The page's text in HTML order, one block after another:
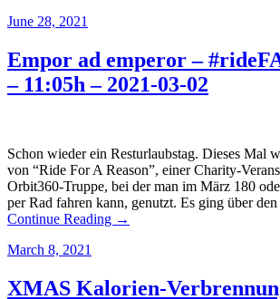
June 28, 2021
Empor ad emperor –
– 11:05h – 2021-03-02
Schon wieder ein Resturlaubstag. Dieses Mal
von “Ride For A Reason”, einer Charity-
Orbit360-Truppe, bei der man im März 180
per Rad fahren kann, genutzt. Es ging über
Continue Reading →
March 8, 2021
XMAS Kalorien-